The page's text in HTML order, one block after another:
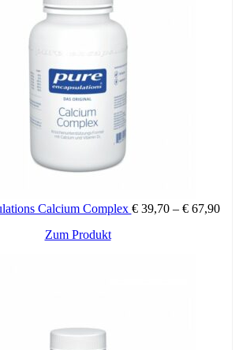
Calcium Complex €39,70 – €67,90
Zum ProduktDieses